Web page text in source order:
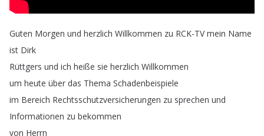
Guten Morgen und herzlich Willkommen zu RCK-TV mein Name
ist Dirk
Rüttgers und ich heiße sie herzlich Willkommen
um heute über das Thema Schadenbeispiele
im Bereich Rechtsschutzversicherungen zu sprechen und
Informationen zu bekommen
von Herrn